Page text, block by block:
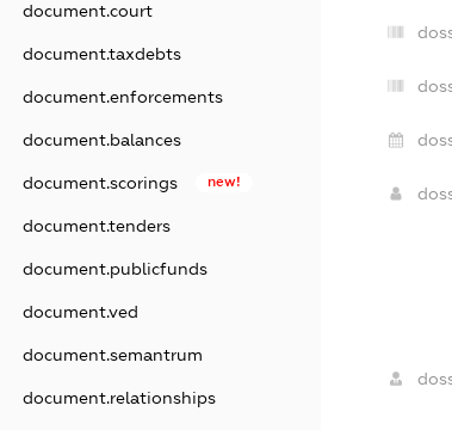
document.court
document.taxdebts
document.enforcements
document.balances
document.scorings new!
document.tenders
document.publicfunds
document.ved
document.semantrum
document.relationships